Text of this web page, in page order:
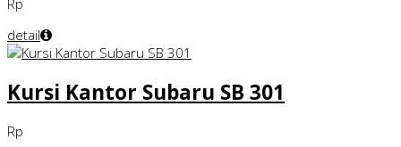
Rp
detail
Kursi Kantor Subaru SB 301
Rp